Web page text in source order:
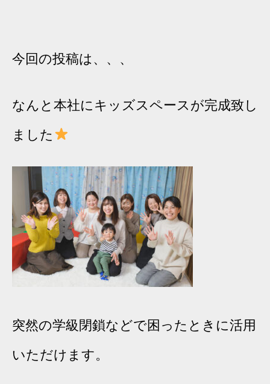
今回の投稿は、、、
なんと本社にキッズスペースが完成致し
ました
突然の学級閉鎖などで困ったときに活用
いただけます。